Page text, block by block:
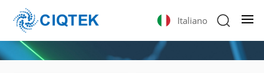
Italiano